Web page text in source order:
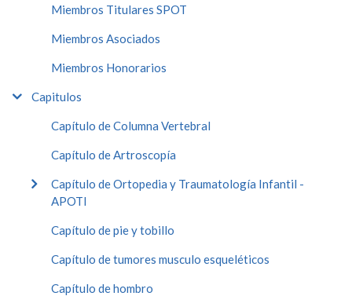
Miembros Titulares SPOT
Miembros Asociados
Miembros Honorarios
Capitulos
Capítulo de Columna Vertebral
Capítulo de Artroscopía
Capítulo de Ortopedia y Traumatología Infantil -
APOTI
Capítulo de pie y tobillo
Capítulo de tumores musculo esqueléticos
Capítulo de hombro